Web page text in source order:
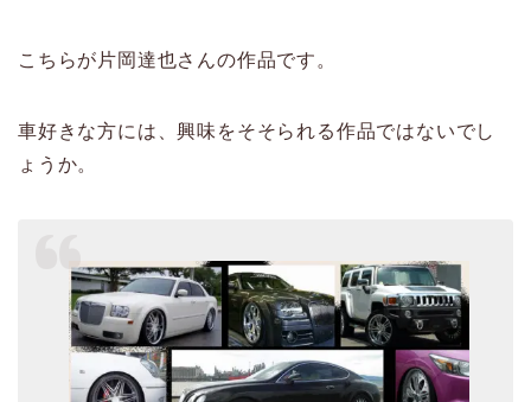
こちらが片岡達也さんの作品です。
車好きな方には、興味をそそられる作品ではないでし
ょうか。